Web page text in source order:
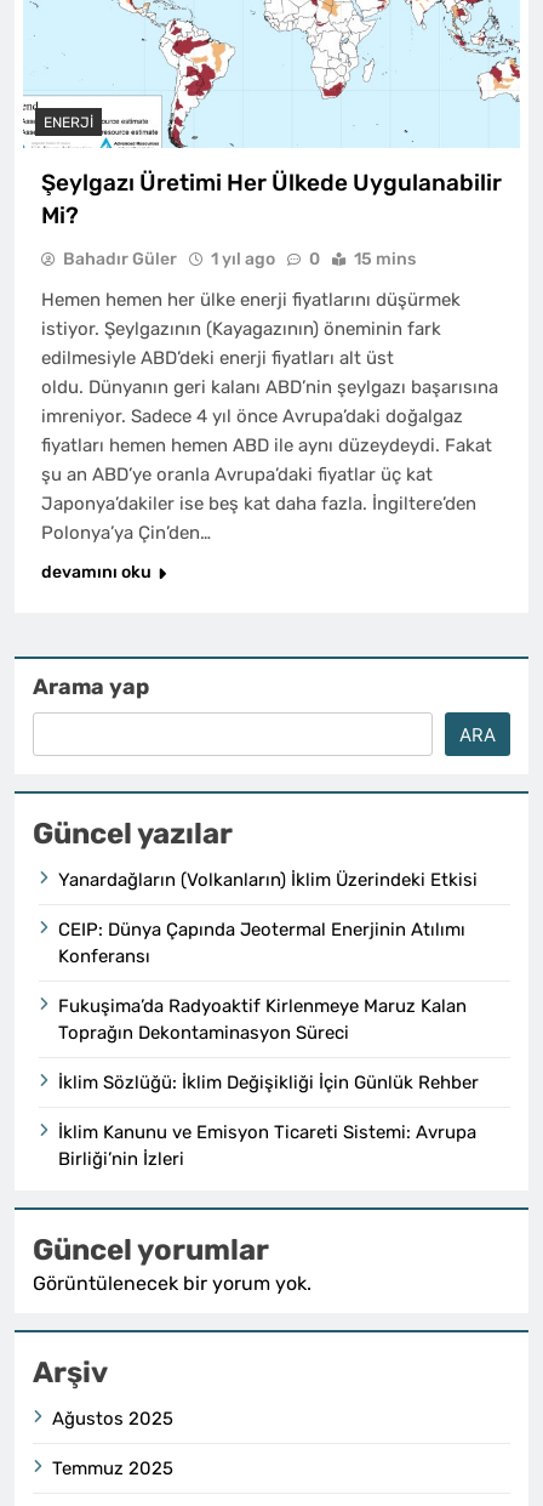
ENERJI
Şeylgazı Üretimi Her Ülkede Uygulanabilir
Mi?
Bahadır Güler 1 yıl ago 0 15 mins
Hemen hemen her ülke enerji fiyatlarını düşürmek
istiyor. Şeylgazının (Kayagazının) öneminin fark
edilmesiyle ABD’deki enerji fiyatları alt üst
oldu. Dünyanın geri kalanı ABD’nin şeylgazı başarısına
imreniyor. Sadece 4 yıl önce Avrupa’daki doğalgaz
fiyatları hemen hemen ABD ile aynı düzeydeydi. Fakat
şu an ABD’ye oranla Avrupa’daki fiyatlar üç kat
Japonya’dakiler ise beş kat daha fazla. İngiltere’den
Polonya’ya Çin’den…
devamını oku
Arama yap
ARA
Güncel yazılar
Yanardağların (Volkanların) İklim Üzerindeki Etkisi
CEIP: Dünya Çapında Jeotermal Enerjinin Atılımı
Konferansı
Fukuşima’da Radyoaktif Kirlenmeye Maruz Kalan
Toprağın Dekontaminasyon Süreci
İklim Sözlüğü: İklim Değişikliği İçin Günlük Rehber
İklim Kanunu ve Emisyon Ticareti Sistemi: Avrupa
Birliği’nin İzleri
Güncel yorumlar
Görüntülenecek bir yorum yok.
Arşiv
Ağustos 2025
Temmuz 2025